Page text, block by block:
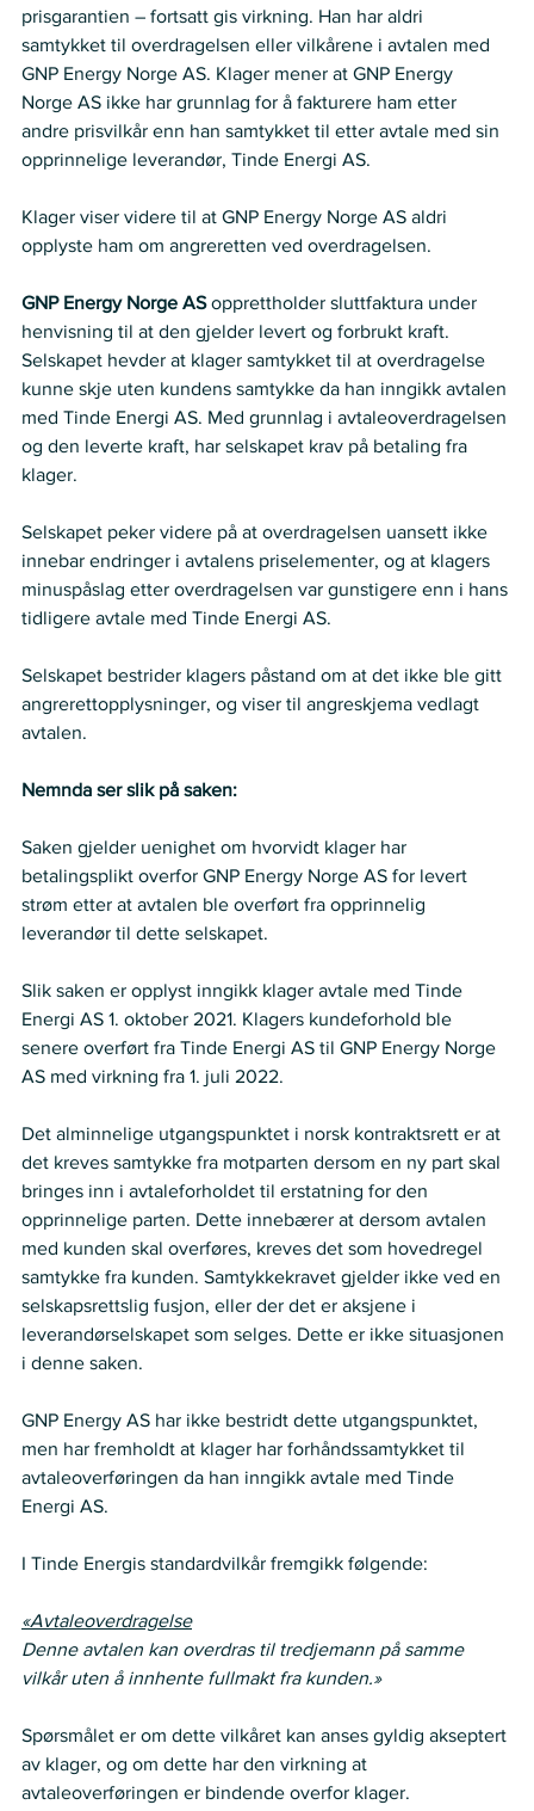
prisgarantien – fortsatt gis virkning. Han har aldri
samtykket til overdragelsen eller vilkårene i avtalen med
GNP Energy Norge AS. Klager mener at GNP Energy
Norge AS ikke har grunnlag for å fakturere ham etter
andre prisvilkår enn han samtykket til etter avtale med sin
opprinnelige leverandør, Tinde Energi AS.
Klager viser videre til at GNP Energy Norge AS aldri
opplyste ham om angreretten ved overdragelsen.
GNP Energy Norge AS opprettholder sluttfaktura under
henvisning til at den gjelder levert og forbrukt kraft.
Selskapet hevder at klager samtykket til at overdragelse
kunne skje uten kundens samtykke da han inngikk avtalen
med Tinde Energi AS. Med grunnlag i avtaleoverdragelsen
og den leverte kraft, har selskapet krav på betaling fra
klager.
Selskapet peker videre på at overdragelsen uansett ikke
innebar endringer i avtalens priselementer, og at klagers
minuspåslag etter overdragelsen var gunstigere enn i hans
tidligere avtale med Tinde Energi AS.
Selskapet bestrider klagers påstand om at det ikke ble gitt
angrerettopplysninger, og viser til angreskjema vedlagt
avtalen.
Nemnda ser slik på saken:
Saken gjelder uenighet om hvorvidt klager har
betalingsplikt overfor GNP Energy Norge AS for levert
strøm etter at avtalen ble overført fra opprinnelig
leverandør til dette selskapet.
Slik saken er opplyst inngikk klager avtale med Tinde
Energi AS 1. oktober 2021. Klagers kundeforhold ble
senere overført fra Tinde Energi AS til GNP Energy Norge
AS med virkning fra 1. juli 2022.
Det alminnelige utgangspunktet i norsk kontraktsrett er at
det kreves samtykke fra motparten dersom en ny part skal
bringes inn i avtaleforholdet til erstatning for den
opprinnelige parten. Dette innebærer at dersom avtalen
med kunden skal overføres, kreves det som hovedregel
samtykke fra kunden. Samtykkekravet gjelder ikke ved en
selskapsrettslig fusjon, eller der det er aksjene i
leverandørselskapet som selges. Dette er ikke situasjonen
i denne saken.
GNP Energy AS har ikke bestridt dette utgangspunktet,
men har fremholdt at klager har forhåndssamtykket til
avtaleoverføringen da han inngikk avtale med Tinde
Energi AS.
I Tinde Energis standardvilkår fremgikk følgende:
«Avtaleoverdragelse
Denne avtalen kan overdras til tredjemann på samme
vilkår uten å innhente fullmakt fra kunden.»
Spørsmålet er om dette vilkåret kan anses gyldig akseptert
av klager, og om dette har den virkning at
avtaleoverføringen er bindende overfor klager.